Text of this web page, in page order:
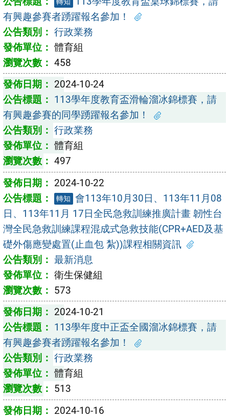
轉知
有興趣參賽者踴躍報名參加！
行政業務
體育組
458
2024-10-24
113學年度教育盃滑輪溜冰錦標賽，請
有興趣參賽的同學踴躍報名參加！
行政業務
體育組
497
2024-10-22
轉知 會113年10月30日、113年11月08
日、113年11月 17日全民急救訓練推廣計畫 韌性台
灣全民急救訓練課程混成式急救技能(CPR+AED及基
礎外傷應變處置(止血包 紮))課程相關資訊
最新消息
衛生保健組
573
2024-10-21
113學年度中正盃全國溜冰錦標賽，請
有興趣參賽者踴躍報名參加！
行政業務
體育組
513
2024-10-16